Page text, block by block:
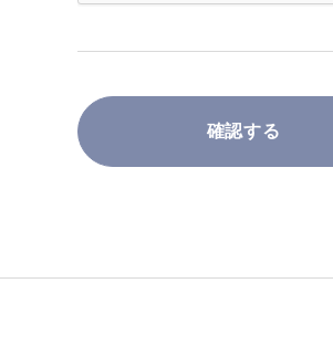
確認する